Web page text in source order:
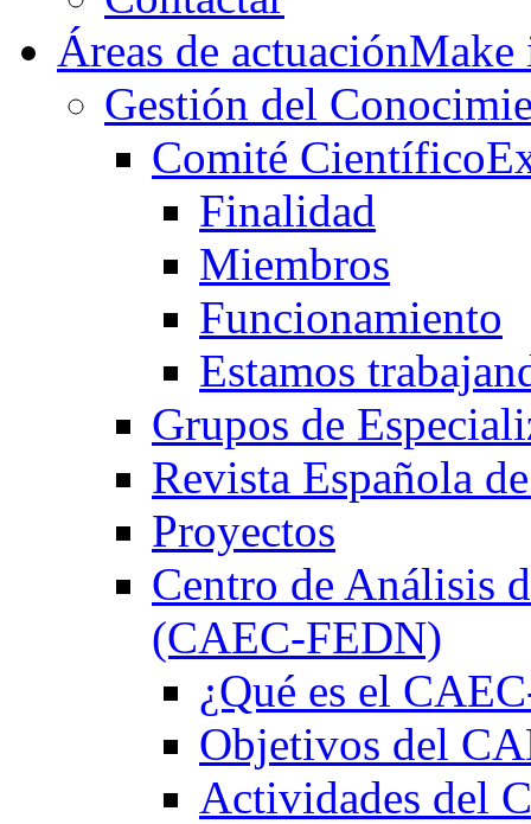
Áreas de actuación
Gestión del
Comité Científico
Finalidad
Miembros
Funcionamiento
Estamos
Grupos de
Revista Española
Proyectos
Centro de Análisis
(CAEC-FEDN)
¿Qué es el
Objetivos del
Actividades del